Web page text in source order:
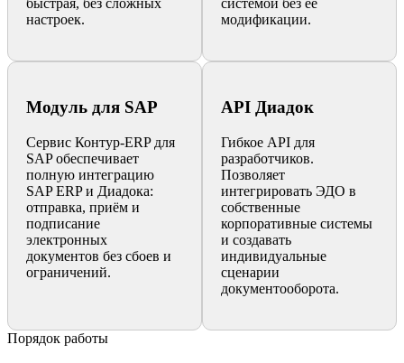
быстрая, без сложных
настроек.
системой без её
модификации.
Модуль для SAP
Сервис Контур‑ERP для
SAP обеспечивает
полную интеграцию
SAP ERP и Диадока:
отправка, приём и
подписание
электронных
документов без сбоев и
ограничений.
API Диадок
Гибкое API для
разработчиков.
Позволяет
интегрировать ЭДО в
собственные
корпоративные системы
и создавать
индивидуальные
сценарии
документооборота.
Порядок работы